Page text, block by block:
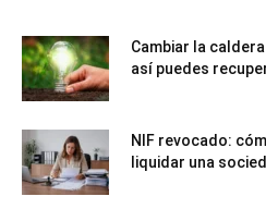
Cambiar la
así puedes
NIF revocado:
liquidar una